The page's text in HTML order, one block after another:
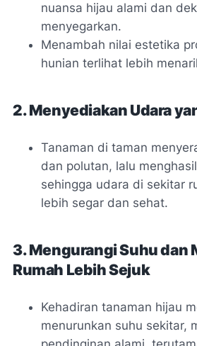
nuansa hijau alami dan
menyegarkan.
Menambah nilai estetika
hunian terlihat lebih
2. Menyediakan Udara
Tanaman di taman
dan polutan, lalu
sehingga udara di sekitar
lebih segar dan sehat.
3. Mengurangi Suhu dan
Rumah Lebih Sejuk
Kehadiran tanaman hijau
menurunkan suhu sekitar,